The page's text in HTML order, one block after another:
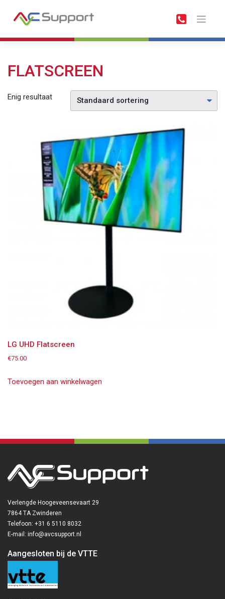
naar
FLATSCREEN
Enig resultaat
LG UHD Flatscreen
€75.00
Toevoegen aan winkelwagen
Verlengde Hoogeveensevaart 29
7864 TA Zwinderen
Telefoon: +31 6 5110 8032
E-mail: info@avcsupport.nl
Aangesloten bij de VTTE